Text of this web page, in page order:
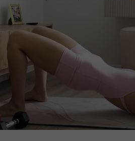
Питание для похудения
Для подтянутого тела
и женского здоровья.
ТОНУС ТЕЛА
5.0